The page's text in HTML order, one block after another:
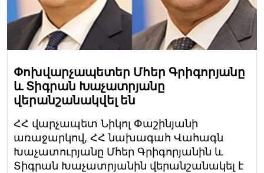
Փոխվարչապետեր Մհեր Գրիգորյանը
և Տիգրան Խաչատրյանը
վերանշանակվել են
ՀՀ վարչապետ Նիկոլ Փաշինյանի
առաջարկով, ՀՀ նախագահ Վահագն
Խաչատուրյանը Մհեր Գրիգորյանին և
Տիգրան Խաչատրյանին վերանշանակել է